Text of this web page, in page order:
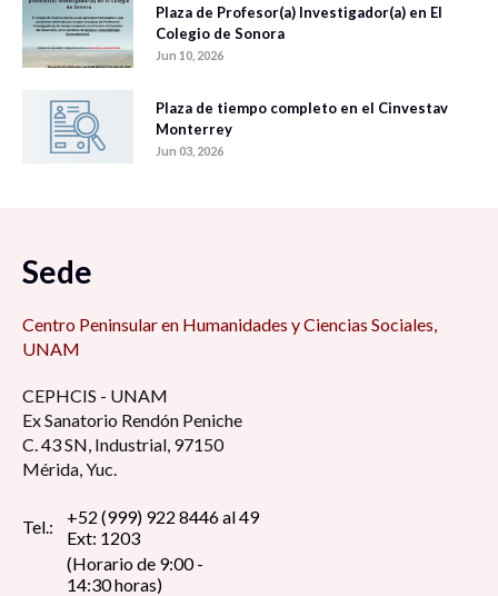
Plaza de Profesor(a) Investigador(a) en El
Colegio de Sonora
Jun 10, 2026
Plaza de tiempo completo en el Cinvestav
Monterrey
Jun 03, 2026
Sede
Centro Peninsular en Humanidades y Ciencias Sociales,
UNAM
CEPHCIS - UNAM
Ex Sanatorio Rendón Peniche
C. 43 SN, Industrial, 97150
Mérida, Yuc.
Tel.:
+52 (999) 922 8446 al 49
Ext: 1203
(Horario de 9:00 -
14:30 horas)